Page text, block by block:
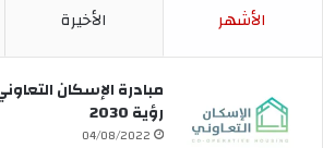
الأشهر الأخيرة
مبادرة الإسكان
رؤية 2030
04/08/2022